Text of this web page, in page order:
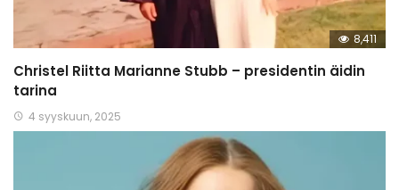
8,411
Christel Riitta Marianne Stubb – presidentin äidin
tarina
4 syyskuun, 2025